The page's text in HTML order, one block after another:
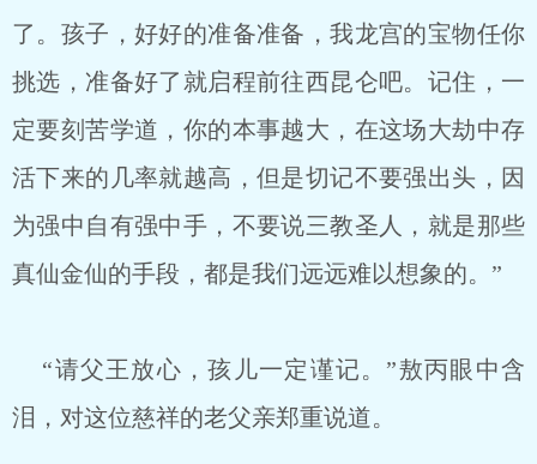
了。孩子，好好的准备准备，我龙宫的宝物任你
挑选，准备好了就启程前往西昆仑吧。记住，一
定要刻苦学道，你的本事越大，在这场大劫中存
活下来的几率就越高，但是切记不要强出头，因
为强中自有强中手，不要说三教圣人，就是那些
真仙金仙的手段，都是我们远远难以想象的。”
“请父王放心，孩儿一定谨记。”敖丙眼中含
泪，对这位慈祥的老父亲郑重说道。